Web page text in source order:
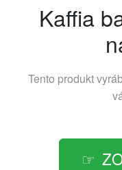
Kaffia
Tento produkt